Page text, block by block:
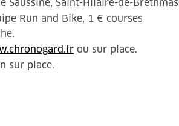
Saussine, Saint-Hilaire-de-Brethmas
Run and Bike, 1 € courses
ou sur place.
sur place.